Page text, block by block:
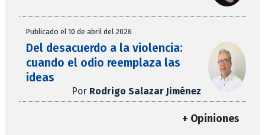
Publicado el 10 de abril del 2026
Del desacuerdo a la violencia:
cuando el odio reemplaza las
ideas
Por Rodrigo Salazar Jiménez
+ Opiniones